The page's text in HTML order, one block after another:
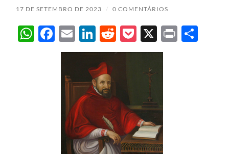
17 DE SETEMBRO DE 2023 / 0 COMENTÁRIOS
WhatsApp
Facebook
EmailLinkedIn
Reddit
Pocket
X Print